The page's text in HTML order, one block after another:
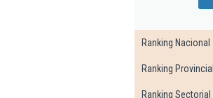
Ranking Nacional
Ranking Provincial
Ranking Sectorial